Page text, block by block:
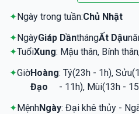
✦Ngày trong tuần:Chủ Nhật
✦NgàyGiáp DầnthángẤt Dậu
✦TuổiXung: Mậu thân, Bính
✦GiờHoàng
Đạo
: Tý(23h - 1h),
- 11h), Mùi(13h -
✦MệnhNgày: Đại khê thủy -